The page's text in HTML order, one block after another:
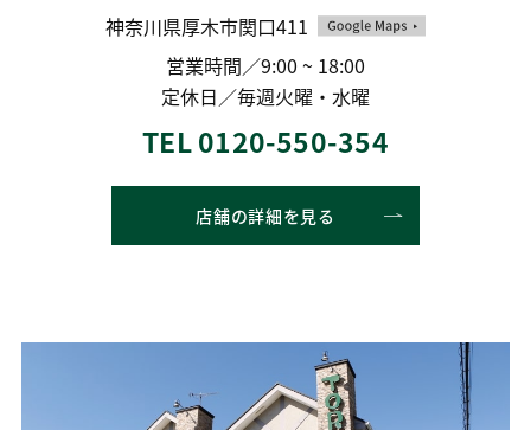
神奈川県厚木市関口411
営業時間／9:00 ~ 18:00
定休日／毎週火曜・水曜
TEL 0120-550-354
店舗の詳細を見る